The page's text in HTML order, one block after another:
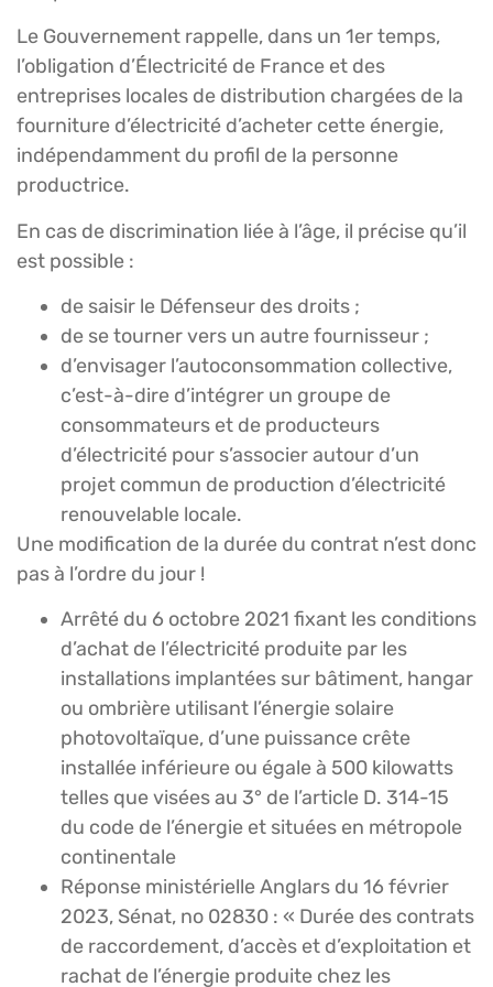
Le Gouvernement rappelle, dans un 1er temps,
l’obligation d’Électricité de France et des
entreprises locales de distribution chargées de la
fourniture d’électricité d’acheter cette énergie,
indépendamment du profil de la personne
productrice.
En cas de discrimination liée à l’âge, il précise qu’il
est possible :
de saisir le Défenseur des droits ;
de se tourner vers un autre fournisseur ;
d’envisager l’autoconsommation collective,
c’est-à-dire d’intégrer un groupe de
consommateurs et de producteurs
d’électricité pour s’associer autour d’un
projet commun de production d’électricité
renouvelable locale.
Une modification de la durée du contrat n’est donc
pas à l’ordre du jour !
Arrêté du 6 octobre 2021 fixant les conditions
d’achat de l’électricité produite par les
installations implantées sur bâtiment, hangar
ou ombrière utilisant l’énergie solaire
photovoltaïque, d’une puissance crête
installée inférieure ou égale à 500 kilowatts
telles que visées au 3° de l’article D. 314-15
du code de l’énergie et situées en métropole
continentale
Réponse ministérielle Anglars du 16 février
2023, Sénat, no 02830 : « Durée des contrats
de raccordement, d’accès et d’exploitation et
rachat de l’énergie produite chez les